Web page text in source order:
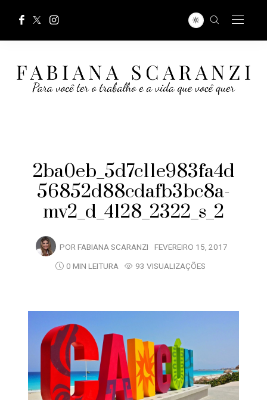
2ba0eb_5d7c11e983fa4d
56852d88cdafb3bc8a-
mv2_d_4128_2322_s_2
POR FABIANA SCARANZI FEVEREIRO 15, 2017
0 MIN LEITURA
93 VISUALIZAÇÕES